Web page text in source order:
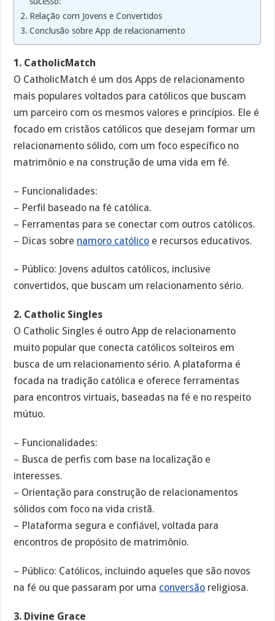
Relação com Jovens e Convertidos
Conclusão sobre App de relacionamento
1. CatholicMatch
O CatholicMatch é um dos Apps de relacionamento
mais populares voltados para católicos que buscam
um parceiro com os mesmos valores e princípios. Ele é
focado em cristãos católicos que desejam formar um
relacionamento sólido, com um foco específico no
matrimônio e na construção de uma vida em fé.
– Funcionalidades:
– Perfil baseado na fé católica.
– Ferramentas para se conectar com outros católicos.
– Dicas sobre namoro católico e recursos educativos.
– Público: Jovens adultos católicos, inclusive
convertidos, que buscam um relacionamento sério.
2. Catholic Singles
O Catholic Singles é outro App de relacionamento
muito popular que conecta católicos solteiros em
busca de um relacionamento sério. A plataforma é
focada na tradição católica e oferece ferramentas
para encontros virtuais, baseadas na fé e no respeito
mútuo.
– Funcionalidades:
– Busca de perfis com base na localização e
interesses.
– Orientação para construção de relacionamentos
sólidos com foco na vida cristã.
– Plataforma segura e confiável, voltada para
encontros de propósito de matrimônio.
– Público: Católicos, incluindo aqueles que são novos
na fé ou que passaram por uma conversão religiosa.
3. Divine Grace